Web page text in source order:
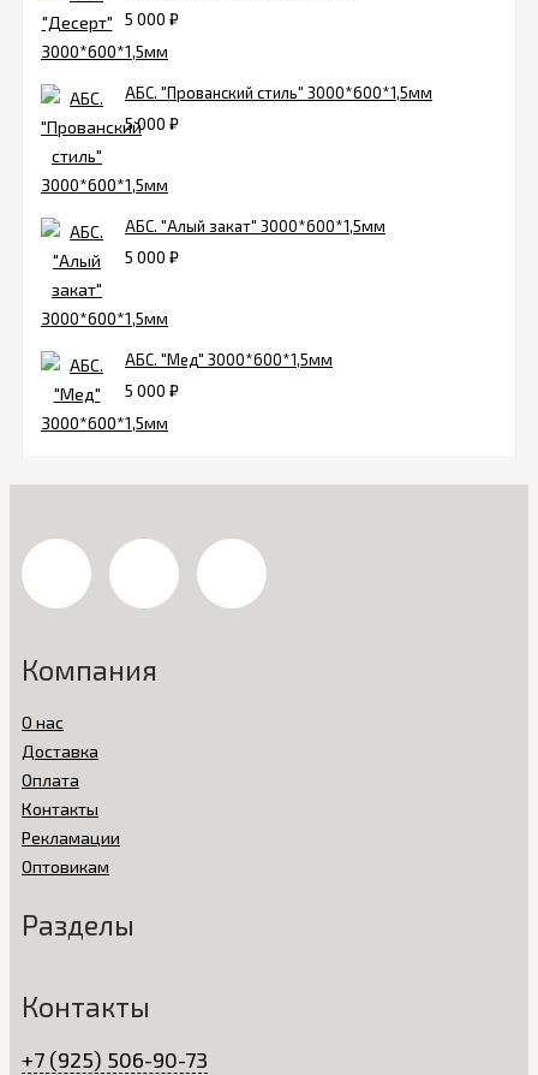
5 000 ₽
АБС. "Прованский стиль" 3000*600*1,5мм
5 000 ₽
АБС. "Алый закат" 3000*600*1,5мм
5 000 ₽
АБС. "Мед" 3000*600*1,5мм
5 000 ₽
Компания
О нас
Доставка
Оплата
Контакты
Рекламации
Оптовикам
Разделы
Контакты
+7 (925) 506-90-73